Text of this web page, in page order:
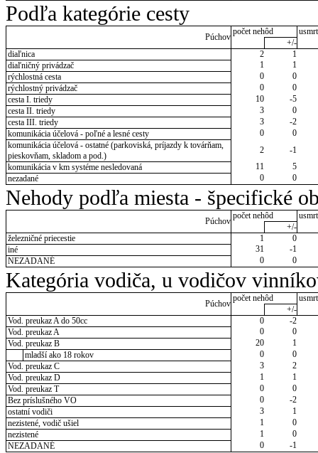
Podľa kategórie cesty
Púchov
počet nehôd
+/-
diaľnica
2
1
diaľničný privádzač
1
1
rýchlostná cesta
0
0
rýchlostný privádzač
0
0
cesta I. triedy
10
-5
cesta II. triedy
3
0
cesta III. triedy
3
-2
komunikácia účelová - poľné a lesné cesty
0
0
komunikácia účelová - ostatné (parkoviská, príjazdy k továrňam,
pieskovňam, skladom a pod.)
2
-1
komunikácia v km systéme nesledovaná
11
5
nezadané
0 0
Nehody podľa miesta - špecifické
Púchov
počet nehôd
+/-
železničné priecestie
1
0
iné
31
-1
NEZADANÉ
0 0
Kategória vodiča, u vodičov
Púchov
počet nehôd
+/-
Vod. preukaz A do 50cc
0
-2
Vod. preukaz A
0
0
Vod. preukaz B
20
1
mladší ako 18 rokov
0
0
Vod. preukaz C
3
2
Vod. preukaz D
1
1
Vod. preukaz T
0
0
Bez príslušného VO
0
-2
ostatní vodiči
3
1
nezistené, vodič ušiel
1
0
nezistené
1
0
NEZADANÉ
0 -1